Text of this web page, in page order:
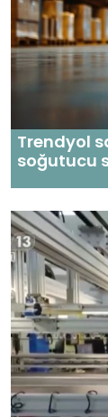
Trendyol
soğutucu